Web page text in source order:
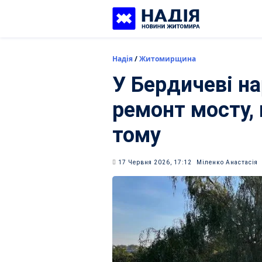
Надія/Житомирщина
У Бердичеві
ремонт
тому
17 Червня 2026, 17:12 Міленко Анастасія